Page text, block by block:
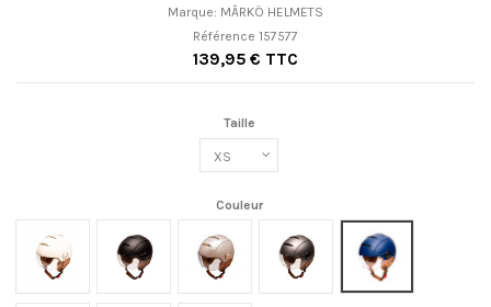
Marque: MÂRKÖ HELMETS
Référence 157577
139,95 € TTC
Taille
Couleur
Crème
Noir mat/MarronChampagne Titanium mat/Marron
Bleu mat